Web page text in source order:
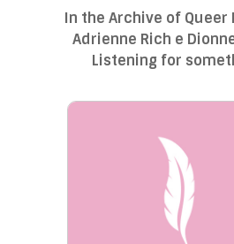
In the Archive of Queer
Adrienne Rich e
Listening for